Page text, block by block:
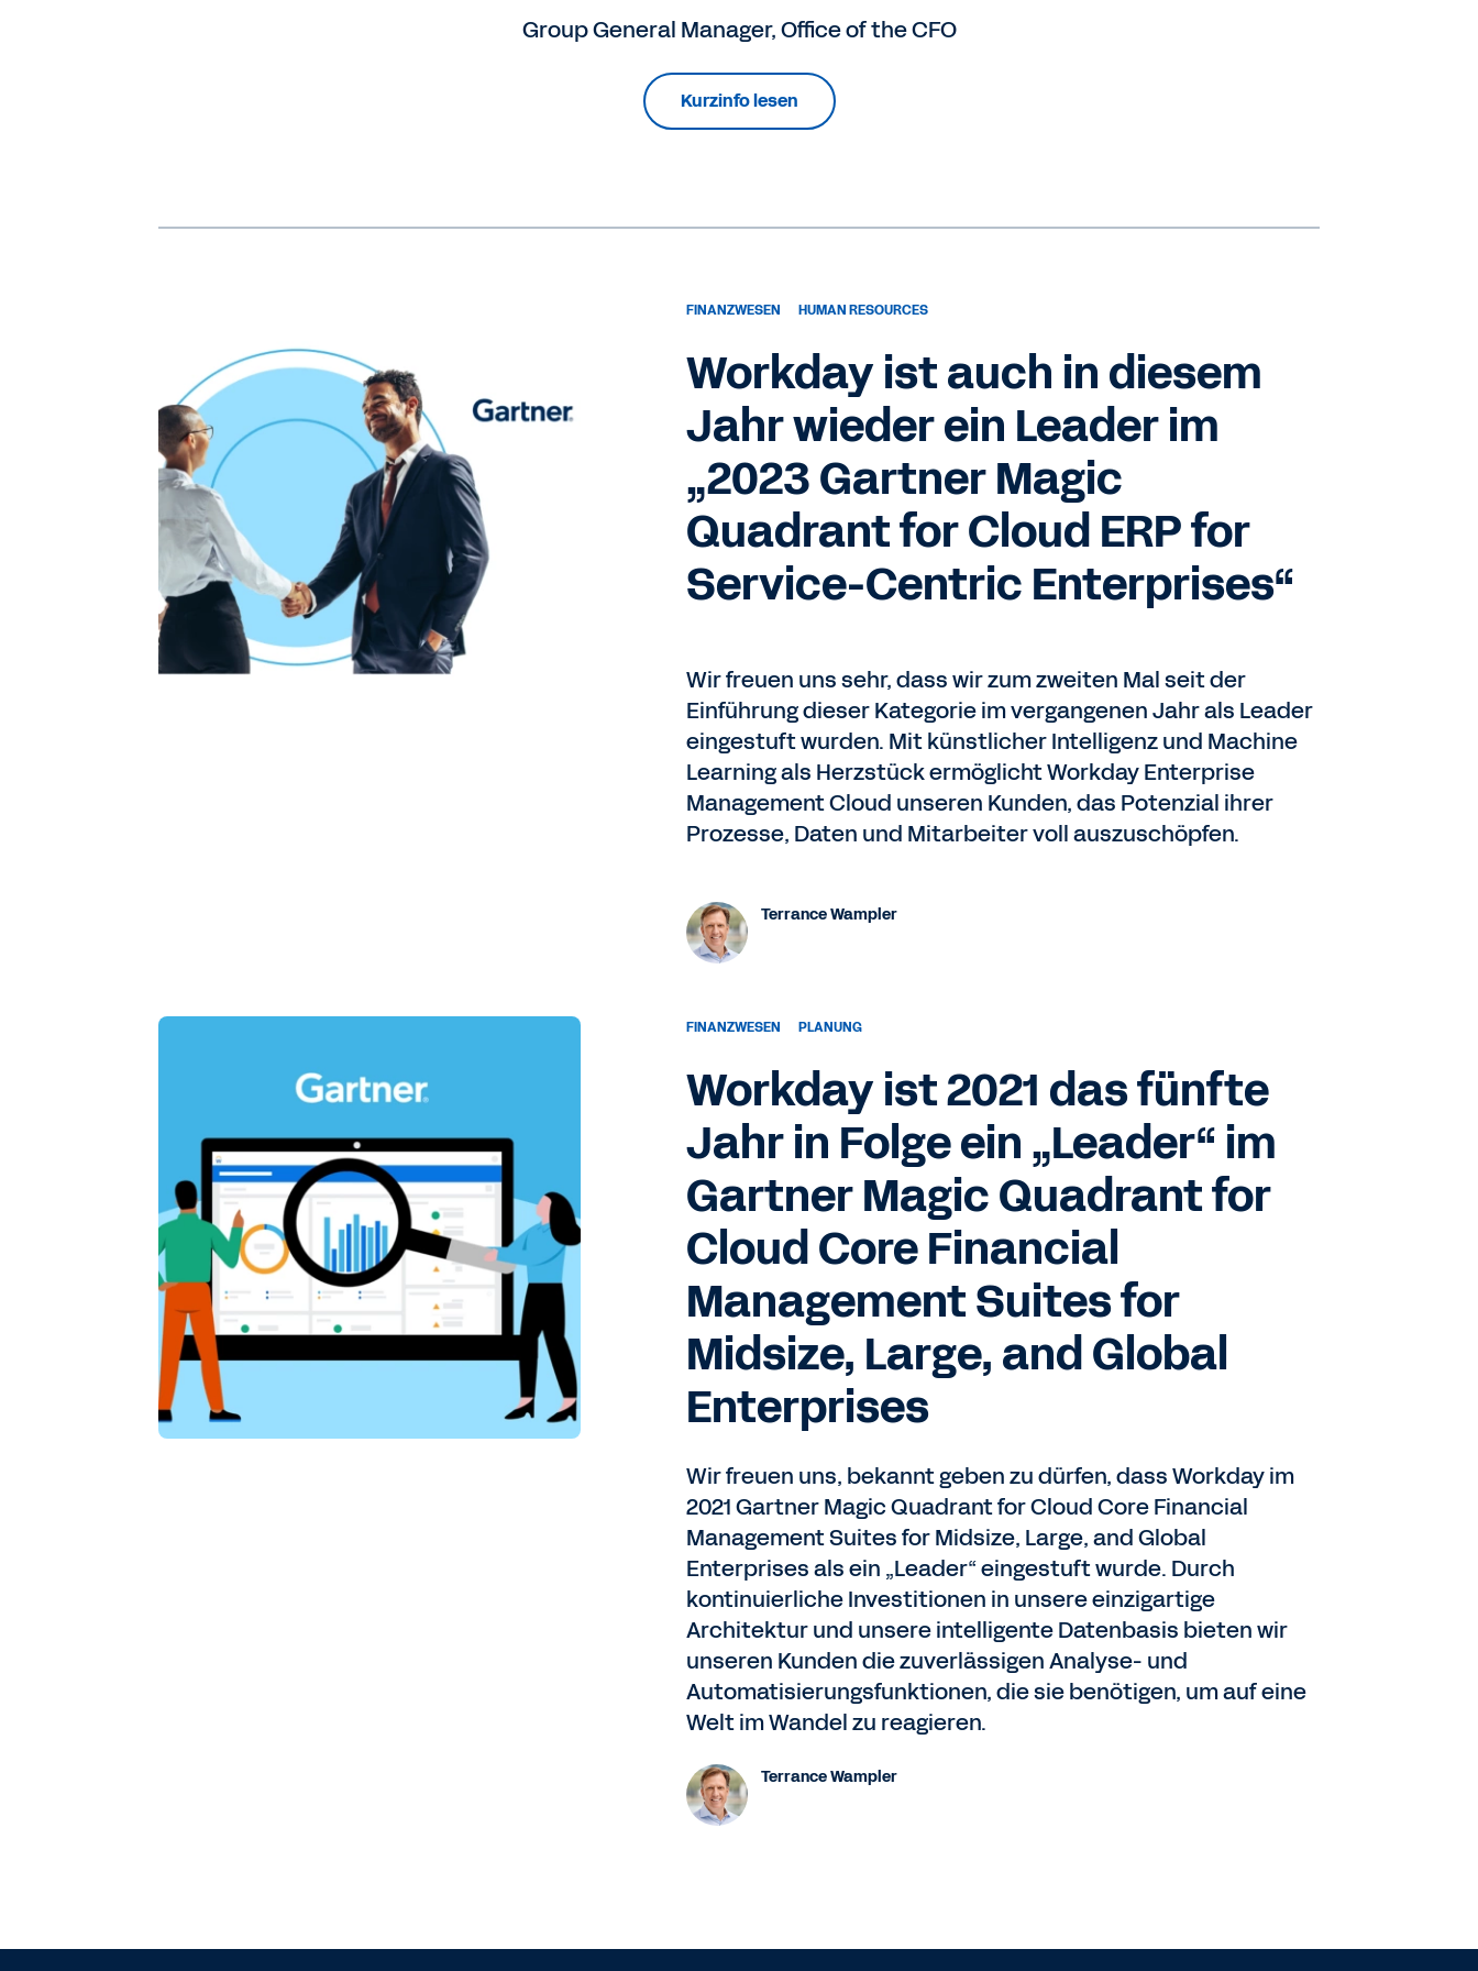
Group General Manager, Office of the CFO
Kurzinfo lesen
FINANZWESEN HUMAN RESOURCES
Workday ist auch in diesem
Jahr wieder ein Leader im
„2023 Gartner Magic
Quadrant for Cloud ERP for
Service-Centric Enterprises“
Wir freuen uns sehr, dass wir zum zweiten Mal seit der
Einführung dieser Kategorie im vergangenen Jahr als Leader
eingestuft wurden. Mit künstlicher Intelligenz und Machine
Learning als Herzstück ermöglicht Workday Enterprise
Management Cloud unseren Kunden, das Potenzial ihrer
Prozesse, Daten und Mitarbeiter voll auszuschöpfen.
Terrance Wampler
FINANZWESEN PLANUNG
Workday ist 2021 das fünfte
Jahr in Folge ein „Leader“ im
Gartner Magic Quadrant for
Cloud Core Financial
Management Suites for
Midsize, Large, and Global
Enterprises
Wir freuen uns, bekannt geben zu dürfen, dass Workday im
2021 Gartner Magic Quadrant for Cloud Core Financial
Management Suites for Midsize, Large, and Global
Enterprises als ein „Leader“ eingestuft wurde. Durch
kontinuierliche Investitionen in unsere einzigartige
Architektur und unsere intelligente Datenbasis bieten wir
unseren Kunden die zuverlässigen Analyse- und
Automatisierungsfunktionen, die sie benötigen, um auf eine
Welt im Wandel zu reagieren.
Terrance Wampler